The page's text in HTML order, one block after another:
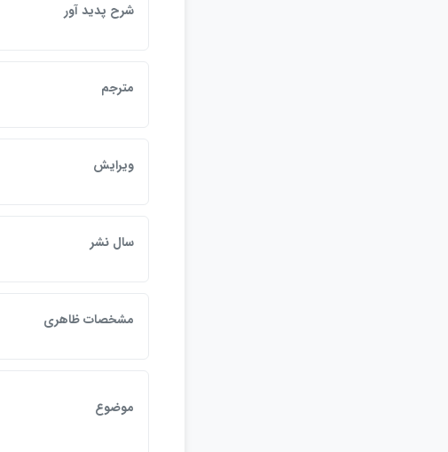
شرح پديد آور
مترجم
ويرايش
سال نشر
مشخصات ظاهري
موضوع